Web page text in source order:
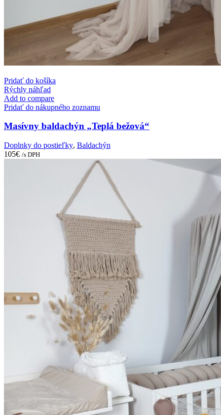
Pridať do košíka
Rýchly náhľad
Add to compare
Pridať do nákupného zoznamu
Masívny baldachýn „Teplá bežová“
Doplnky do postieľky, Baldachýn
105€ /s DPH